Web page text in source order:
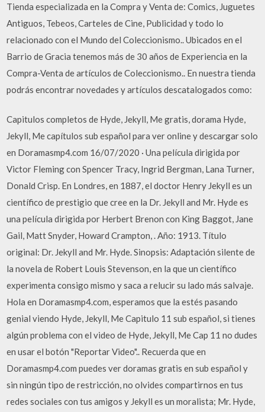
Tienda especializada en la Compra y Venta de: Comics, Juguetes
Antiguos, Tebeos, Carteles de Cine, Publicidad y todo lo
relacionado con el Mundo del Coleccionismo.. Ubicados en el
Barrio de Gracia tenemos más de 30 años de Experiencia en la
Compra-Venta de artículos de Coleccionismo.. En nuestra tienda
podrás encontrar novedades y artículos descatalogados como:
Capitulos completos de Hyde, Jekyll, Me gratis, dorama Hyde,
Jekyll, Me capítulos sub español para ver online y descargar solo
en Doramasmp4.com 16/07/2020 · Una película dirigida por
Victor Fleming con Spencer Tracy, Ingrid Bergman, Lana Turner,
Donald Crisp. En Londres, en 1887, el doctor Henry Jekyll es un
científico de prestigio que cree en la Dr. Jekyll and Mr. Hyde es
una película dirigida por Herbert Brenon con King Baggot, Jane
Gail, Matt Snyder, Howard Crampton, . Año: 1913. Título
original: Dr. Jekyll and Mr. Hyde. Sinopsis: Adaptación silente de
la novela de Robert Louis Stevenson, en la que un científico
experimenta consigo mismo y saca a relucir su lado más salvaje.
Hola en Doramasmp4.com, esperamos que la estés pasando
genial viendo Hyde, Jekyll, Me Capitulo 11 sub español, si tienes
algún problema con el video de Hyde, Jekyll, Me Cap 11 no dudes
en usar el botón "Reportar Video".. Recuerda que en
Doramasmp4.com puedes ver doramas gratis en sub español y
sin ningún tipo de restricción, no olvides compartirnos en tus
redes sociales con tus amigos y Jekyll es un moralista; Mr. Hyde,